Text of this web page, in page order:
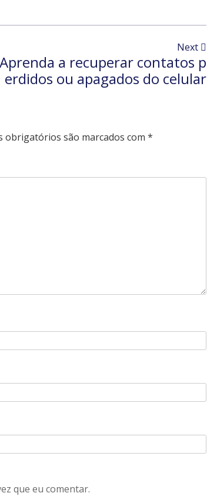
Next
Aprenda a recuperar contatos p
erdidos ou apagados do celular
obrigatórios são marcados com *
que eu comentar.